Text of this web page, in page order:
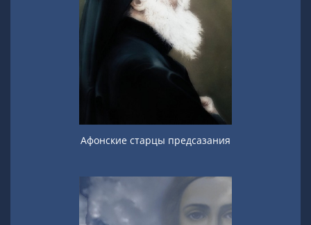
Афонские старцы предсазания